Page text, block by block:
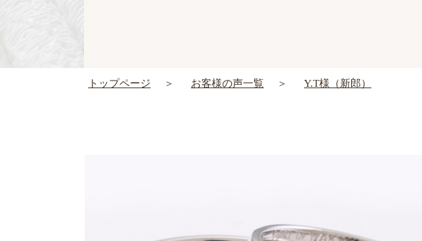
トップページ お客様の声一覧 Y.T様（新郎）